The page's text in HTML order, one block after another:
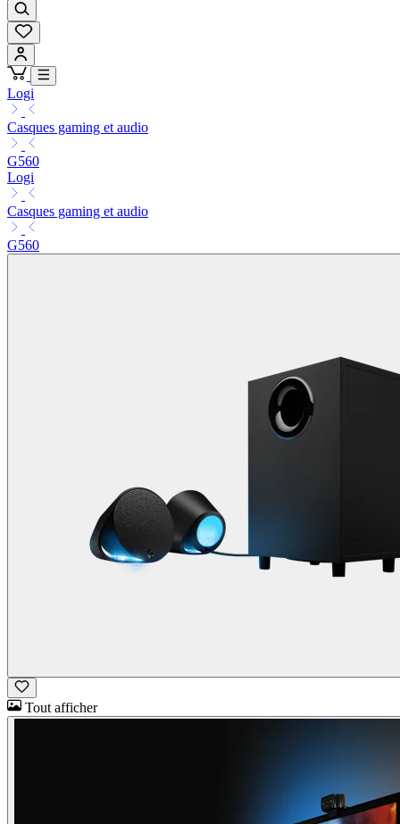
Logi
Casques gaming et audio
G560
Logi
Casques gaming et audio
G560
Tout afficher